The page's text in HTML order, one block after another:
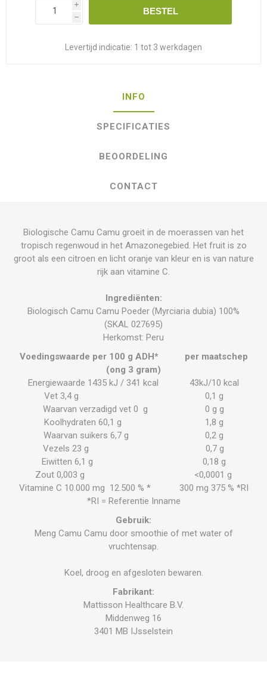
i
h
BESTEL
Levertijd indicatie: 1 tot 3 werkdagen
INFO
SPECIFICATIES
BEOORDELING
CONTACT
Biologische Camu Camu groeit in de moerassen van het
tropisch regenwoud in het Amazonegebied. Het fruit is zo
groot als een citroen en licht oranje van kleur en is van nature
rijk aan vitamine C.
Ingrediënten:
Biologisch Camu Camu Poeder (Myrciaria dubia) 100%
(SKAL 027695)
Herkomst: Peru
Voedingswaarde per 100 g ADH* per maatschep
(ong 3 gram)
Energiewaarde 1435 kJ / 341 kcal 43kJ/10 kcal
Vet 3,4 g 0,1 g
Waarvan verzadigd vet 0 g 0 g g
Koolhydraten 60,1 g 1,8 g
Waarvan suikers 6,7 g 0,2 g
Vezels 23 g 0,7 g
Eiwitten 6,1 g 0,18 g
Zout 0,003 g <0,0001 g
Vitamine C 10.000 mg 12.500 % * 300 mg 375 % *RI
*RI = Referentie Inname
Gebruik:
Meng Camu Camu door smoothie of met water of
vruchtensap.
Koel, droog en afgesloten bewaren.
Fabrikant:
Mattisson Healthcare B.V.
Middenweg 16
3401 MB IJsselstein